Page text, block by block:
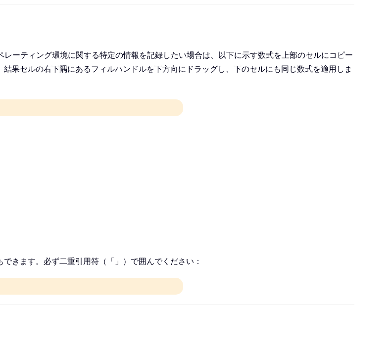
ーティング環境に関する特定の情報を記録したい場合は、以下に示す数式を上部のセルにコピー
結果セルの右下隅にあるフィルハンドルを下方向にドラッグし、下のセルにも同じ数式を適用しま
きます。必ず二重引用符（「」）で囲んでください：